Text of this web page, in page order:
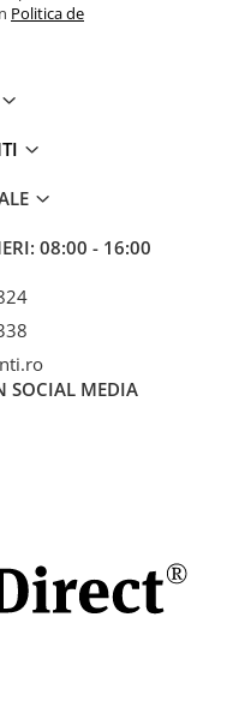
Politica de
08:00 - 16:00
SOCIAL MEDIA